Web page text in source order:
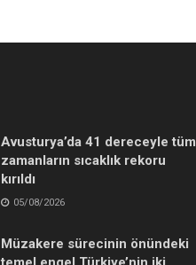
Avusturya’da 41 dereceyle tüm
zamanların sıcaklık rekoru
kırıldı
05/08/2026
Müzakere sürecinin önündeki